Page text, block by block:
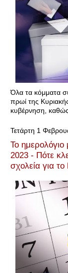
Όλα τα κόμματα
πρωί της
κυβέρνηση, καθώς
Τετάρτη 1
Το ημερολόγιο
2023 - Πότε
σχολεία για